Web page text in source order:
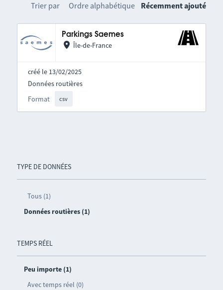
TYPE DE DONNÉES
Tous (1)
Données routières (1)
TEMPS RÉEL
Peu importe (1)
Avec temps réel (0)
Trier par Ordre alphabétique Récemment ajouté
Parkings Saemes
Île-de-France
créé le 13/02/2025
Format csv
Données routières